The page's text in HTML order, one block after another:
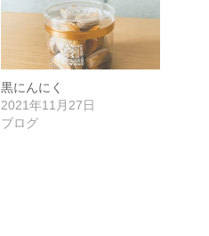
黒にんにく
2021年11月27日
ブログ